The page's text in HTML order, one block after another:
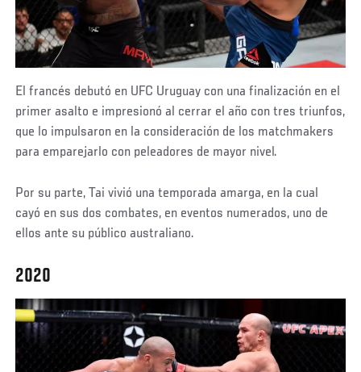
El francés debutó en UFC Uruguay con una finalización en el
primer asalto e impresionó al cerrar el año con tres triunfos,
que lo impulsaron en la consideración de los matchmakers
para emparejarlo con peleadores de mayor nivel.
Por su parte, Tai vivió una temporada amarga, en la cual
cayó en sus dos combates, en eventos numerados, uno de
ellos ante su público australiano.
2020